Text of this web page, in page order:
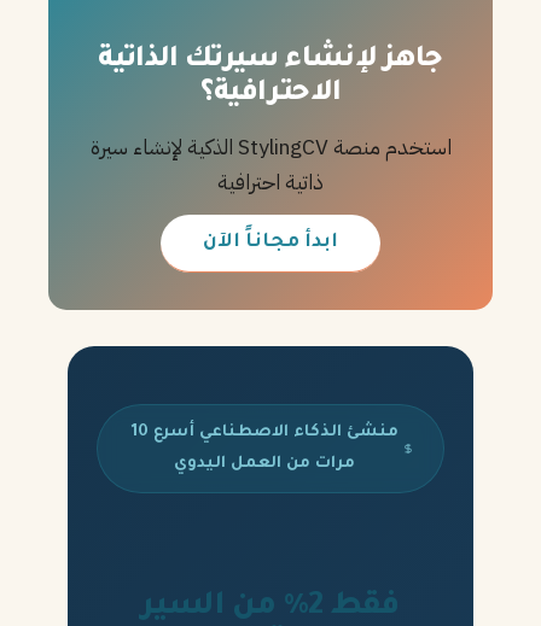
جاهز لإنشاء سيرتك الذاتية
الاحترافية؟
استخدم منصة StylingCV الذكية لإنشاء سيرة
ذاتية احترافية
ابدأ مجاناً الآن
منشئ الذكاء الاصطناعي أسرع 10
مرات من العمل اليدوي
فقط 2% من السير